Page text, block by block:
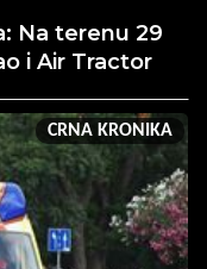
Na terenu 29
i Air Tractor
CRNA KRONIKA